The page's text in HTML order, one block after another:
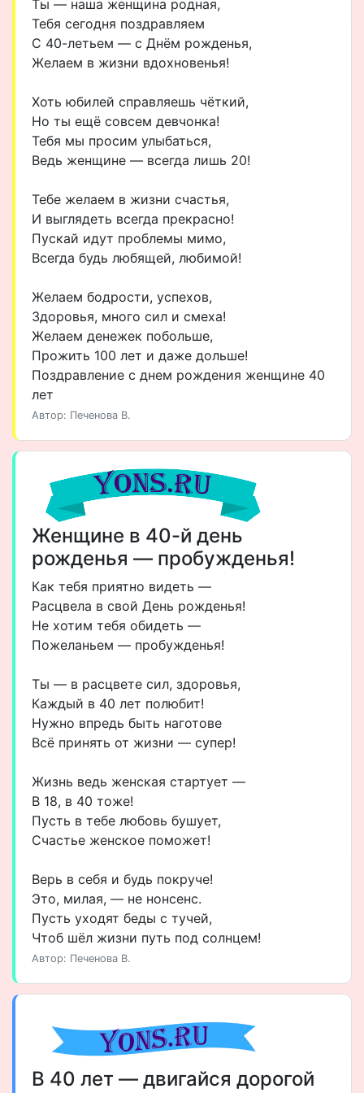
Ты — наша женщина родная,
Тебя сегодня поздравляем
С 40-летьем — с Днём рожденья,
Желаем в жизни вдохновенья!
Хоть юбилей справляешь чёткий,
Но ты ещё совсем девчонка!
Тебя мы просим улыбаться,
Ведь женщине — всегда лишь 20!
Тебе желаем в жизни счастья,
И выглядеть всегда прекрасно!
Пускай идут проблемы мимо,
Всегда будь любящей, любимой!
Желаем бодрости, успехов,
Здоровья, много сил и смеха!
Желаем денежек побольше,
Прожить 100 лет и даже дольше!
Поздравление с днем рождения женщине 40
лет
Автор: Печенова В.
Женщине в 40-й день
рожденья — пробужденья!
Как тебя приятно видеть —
Расцвела в свой День рожденья!
Не хотим тебя обидеть —
Пожеланьем — пробужденья!
Ты — в расцвете сил, здоровья,
Каждый в 40 лет полюбит!
Нужно впредь быть наготове
Всё принять от жизни — супер!
Жизнь ведь женская стартует —
В 18, в 40 тоже!
Пусть в тебе любовь бушует,
Счастье женское поможет!
Верь в себя и будь покруче!
Это, милая, — не нонсенс.
Пусть уходят беды с тучей,
Чтоб шёл жизни путь под солнцем!
Автор: Печенова В.
В 40 лет — двигайся дорогой